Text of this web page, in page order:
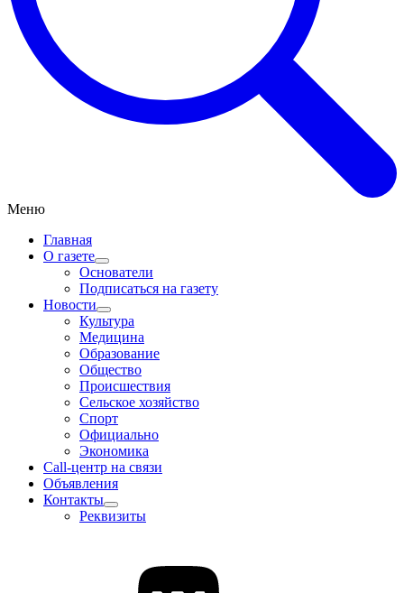
Меню
Главная
О газете
Основатели
Подписаться на газету
Новости
Культура
Медицина
Образование
Общество
Происшествия
Сельское хозяйство
Спорт
Официально
Экономика
Call-центр на связи
Объявления
Контакты
Реквизиты